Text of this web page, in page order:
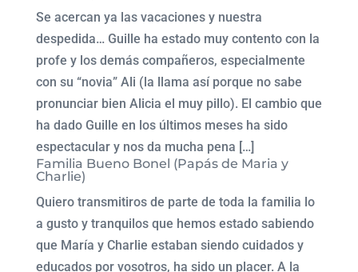
Se acercan ya las vacaciones y nuestra
despedida… Guille ha estado muy contento con la
profe y los demás compañeros, especialmente
con su “novia” Ali (la llama así porque no sabe
pronunciar bien Alicia el muy pillo). El cambio que
ha dado Guille en los últimos meses ha sido
espectacular y nos da mucha pena […]
Familia Bueno Bonel (Papás de Maria y
Charlie)
Quiero transmitiros de parte de toda la familia lo
a gusto y tranquilos que hemos estado sabiendo
que María y Charlie estaban siendo cuidados y
educados por vosotros, ha sido un placer. A la